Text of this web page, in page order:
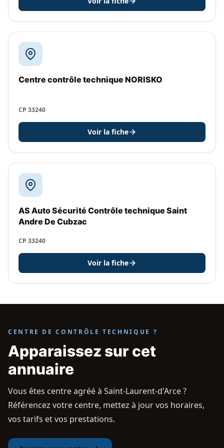
Centre contrôle technique NORISKO
CP 33240
Voir la fiche
AS Auto Sécurité Contrôle technique Saint
Andre De Cubzac
CP 33240
Voir la fiche
CENTRE DE CONTRÔLE TECHNIQUE ?
Apparaissez sur cet
annuaire
Vous êtes centre agréé à Saint-Laurent-d'Arce ?
Référencez votre centre, mettez à jour vos horaires,
vos tarifs et vos prestations.